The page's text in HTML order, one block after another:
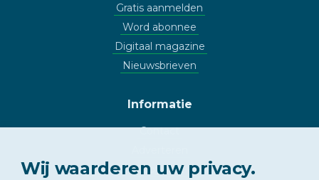
Gratis aanmelden
Word abonnee
Digitaal magazine
Nieuwsbrieven
Informatie
Contact
Copyright
Wij waarderen uw privacy.